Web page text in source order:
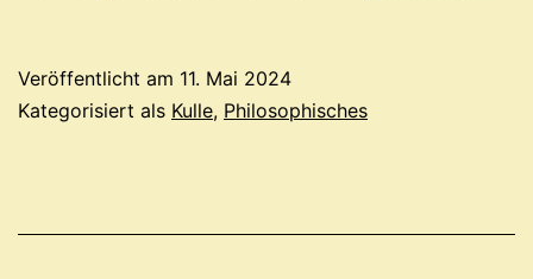
Veröffentlicht am 11. Mai 2024
Kategorisiert als Kulle, Philosophisches